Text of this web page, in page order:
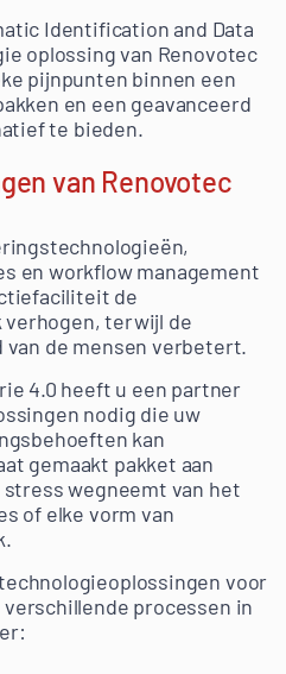
Identification and Data
oplossing van Renovotec
pijnpunten binnen een
en een geavanceerd
te bieden.
van Renovotec
en workflow management
de
terwijl de
de mensen verbetert.
4.0 heeft u een partner
nodig die uw
kan
gemaakt pakket aan
wegneemt van het
of elke vorm van
voor
processen in